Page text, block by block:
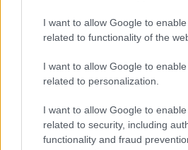
I want to allow Google to
related to functionality of the
I want to allow Google to
related to personalization.
I want to allow Google to
related to security, including
functionality and fraud
#Exclusive👀 Mickey
rejecting acting jobs
for bigger
eviction drama.
Read more:https://
pic.twitter.com/